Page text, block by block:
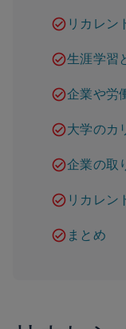
リカレン
生涯学習
企業や労
大学のカ
企業の取
リカレン
まとめ